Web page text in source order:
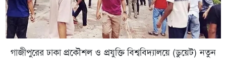
গাজীপুরের ঢাকা প্রকৌশল ও প্রযুক্তি বিশ্ববিদ্যালয়ে (ডুয়েট) নতুন